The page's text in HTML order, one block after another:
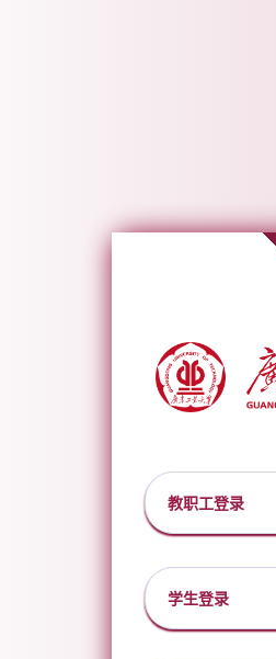
教职工登录
学生登录